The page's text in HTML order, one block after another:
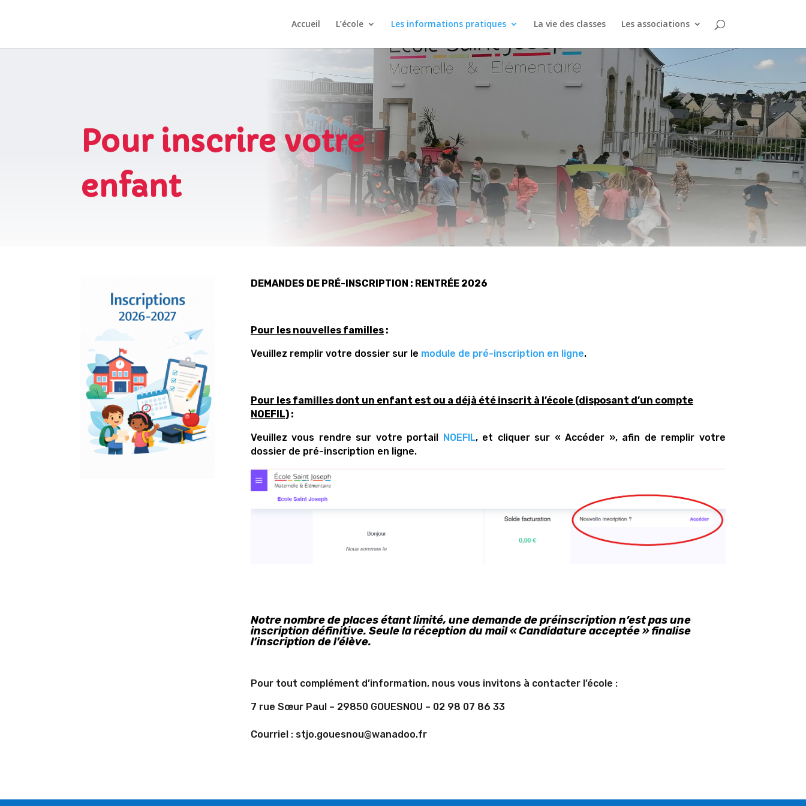
Accueil L’école Les informations pratiques La vie des classes Les associations
Pour inscrire votre
enfant
DEMANDES DE PRÉ-INSCRIPTION : RENTRÉE 2026
Pour les nouvelles familles:
Veuillez remplir votre dossier sur le module de pré-inscription en ligne.
Pour les familles dont un enfant est ou a déjà été inscrit à l’école (disposant d’un compte
NOEFIL):
Veuillez vous rendre sur votre portail NOEFIL, et cliquer sur « Accéder », afin de remplir votre
dossier de pré-inscription en ligne.
Notre nombre de places étant limité, une demande de préinscription n’est pas une
inscription définitive. Seule la réception du mail « Candidature acceptée » finalise
l’inscription de l’élève.
Pour tout complément d’information, nous vous invitons à contacter l’école :
7 rue Sœur Paul – 29850 GOUESNOU – 02 98 07 86 33
Courriel : stjo.gouesnou@wanadoo.fr